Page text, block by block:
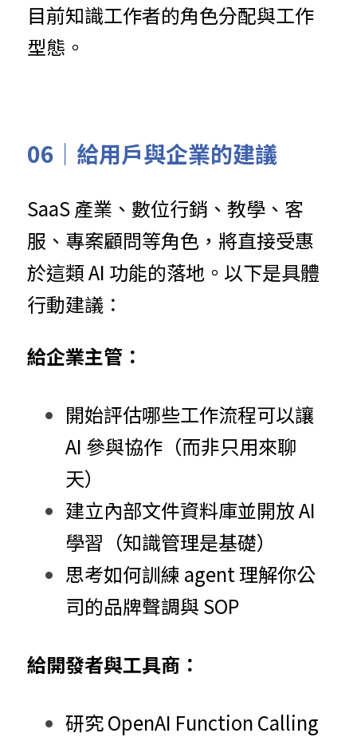
目前知識工作者的角色分配與工作
型態。
06｜給用戶與企業的建議
SaaS 產業、數位行銷、教學、客
服、專案顧問等角色，將直接受惠
於這類 AI 功能的落地。以下是具體
行動建議：
給企業主管：
開始評估哪些工作流程可以讓
AI 參與協作（而非只用來聊
天）
建立內部文件資料庫並開放 AI
學習（知識管理是基礎）
思考如何訓練 agent 理解你公
司的品牌聲調與 SOP
給開發者與工具商：
研究 OpenAI Function Calling